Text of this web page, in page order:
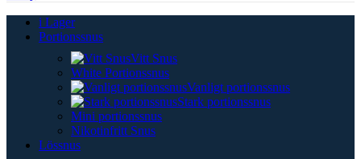
i Lager
Portionssnus
Vitt Snus
White Portionssnus
Vanligt portionssnus
Stark portionssnus
Mini portionssnus
Nikotinfritt Snus
Lössnus